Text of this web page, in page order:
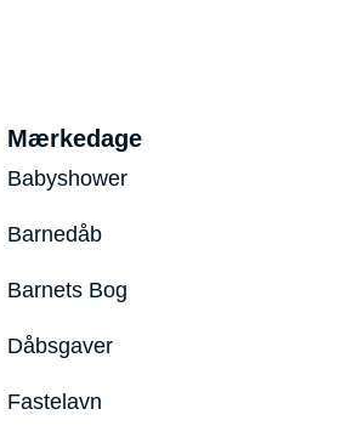
Mærkedage
Babyshower
Barnedåb
Barnets Bog
Dåbsgaver
Fastelavn